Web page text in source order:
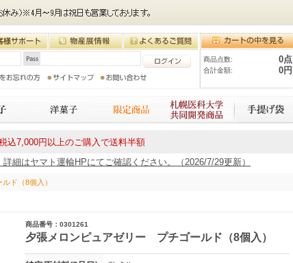
商品点数: 0点
合計金額: 0円
込7,000円以上のご購入で送料半額
細はヤマト運輸HPにてご確認ください。（2026/7/29更新）
ド（8個入）
商品番号：0301261
夕張メロンピュアゼリー プチゴールド（8個入）